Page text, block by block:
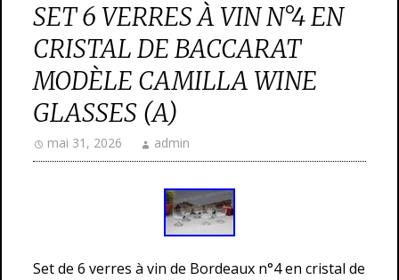
SET 6 VERRES À VIN N°4 EN
CRISTAL DE BACCARAT
MODÈLE CAMILLA WINE
GLASSES (A)
mai 31, 2026 admin
Set de 6 verres à vin de Bordeaux n°4 en cristal de